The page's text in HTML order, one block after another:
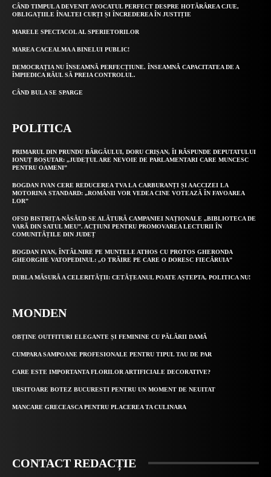
CÂND TIMPUL A DEVENIT AVOCATUL PERFECT DESPRE HOTĂRÂREA CJUE,
OBLIGAȚIILE ÎNALTEI CURȚI ȘI ÎNCREDEREA ÎN JUSTIȚIE
MARELE SPECTACOL AL SPERIETORILOR
MAREA CACEALMA A BINELUI PUBLIC!
DEMOCRAȚIA NU ÎNSEAMNĂ PERFECȚIUNE. ÎNSEAMNĂ CAPACITATEA DE A
ÎMPIEDICA RĂUL SĂ PREIA CONTROLUL.
CÂND BULA SE SPARGE
POLITICA
PRIMARUL DIN PRUNDU BÂRGĂULUI, DORU CRIȘAN, ÎI RĂSPUNDE DEPUTATULUI
IONUȚ BOȘUTAR: „JUDEȚUL ARE NEVOIE DE PARLAMENTARI CARE MUNCESC
PENTRU OAMENI”
BOGDAN IVAN CERE REDUCEREA TVA LA CARBURANȚI ȘI AACCIZEI LA
MOTORINA STANDARD: „ROMÂNII VOR VEDEA CINE VOTEAZĂ ÎN FAVOAREA
LOR”
OFSD BISTRIȚA-NĂSĂUD SE ALĂTURĂ CAMPANIEI NAȚIONALE „BIBLIOTECA DE
VARĂ DIN SATUL MEU”. ACȚIUNI PENTRU PROMOVAREA LECTURII ÎN
COMUNITĂȚILE DIN JUDEȚ
BOGDAN IVAN, ÎNTÂLNIRE PE MUNTELE ATHOS CU PROTOS GHERONDA
GHEORGHE VATOPEDINUL: „O TRĂIRE PE CARE O DORESC FIECĂRUIA”
DUBLA MĂSURĂ A CELERITĂȚII: CETĂȚEANUL POATE AȘTEPTA, POLITICA NU!
MONDEN
OBȚINE OUTFITURI ELEGANTE ȘI FEMININE CU PĂLĂRII DAMĂ
CUMPARA SAMPOANE PROFESIONALE PENTRU TIPUL TAU DE PAR
CARE ESTE IMPORTANTA FLORILOR ARTIFICIALE DECORATIVE?
URSITOARE BOTEZ BUCURESTI PENTRU UN MOMENT DE NEUITAT
MANCARE GRECEASCA PENTRU PLACEREA TA CULINARA
CONTACT REDACȚIE